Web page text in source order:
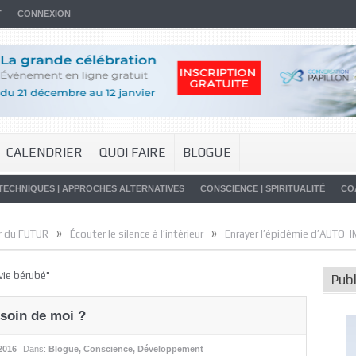
CONNEXION
CALENDRIER QUOI FAIRE BLOGUE
| APPROCHES ALTERNATIVES CONSCIENCE | SPIRITUALITÉ
» Écouter le silence à l’intérieur » Enrayer l’épidémie d’AUTO-
bérubé"
de moi ?
Dans: Blogue, Conscience, Développement